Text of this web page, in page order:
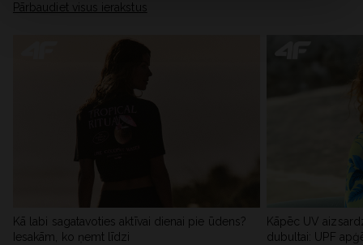
Pārbaudiet visus ierakstus
Kā labi sagatavoties aktīvai dienai pie ūdens?
Iesakām, ko ņemt līdzi
Kāpēc UV
dubultai: UPF